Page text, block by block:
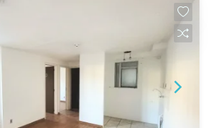
casa desde o primeiro
uma ótima localização no
ser a oportunidade que
se